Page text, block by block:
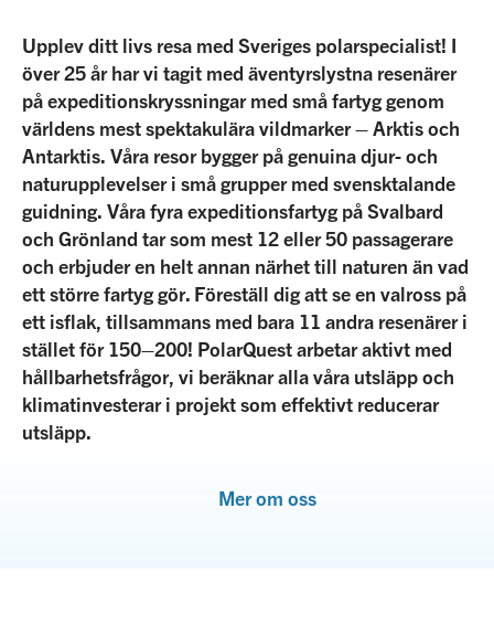
Upplev ditt livs resa med Sveriges polarspecialist! I
över 25 år har vi tagit med äventyrslystna resenärer
på expeditionskryssningar med små fartyg genom
världens mest spektakulära vildmarker – Arktis och
Antarktis. Våra resor bygger på genuina djur- och
naturupplevelser i små grupper med svensktalande
guidning. Våra fyra expeditionsfartyg på Svalbard
och Grönland tar som mest 12 eller 50 passagerare
och erbjuder en helt annan närhet till naturen än vad
ett större fartyg gör. Föreställ dig att se en valross på
ett isflak, tillsammans med bara 11 andra resenärer i
stället för 150–200! PolarQuest arbetar aktivt med
hållbarhetsfrågor, vi beräknar alla våra utsläpp och
klimatinvesterar i projekt som effektivt reducerar
utsläpp.
Mer om oss